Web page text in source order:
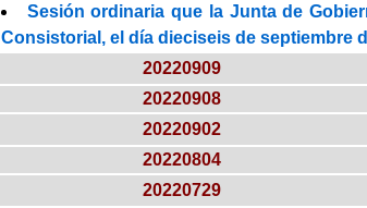
Sesión ordinaria que la Junta de
Consistorial, el día dieciseis de septiembre
20220909
20220908
20220902
20220804
20220729